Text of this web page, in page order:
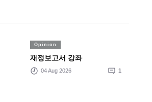
Opinion
재정보고서 강좌
04 Aug 2026 1